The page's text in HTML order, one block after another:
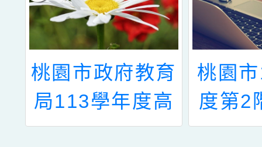
桃園市政府教育
局113學年度高
級中等以下教育
桃園
度第2
「高